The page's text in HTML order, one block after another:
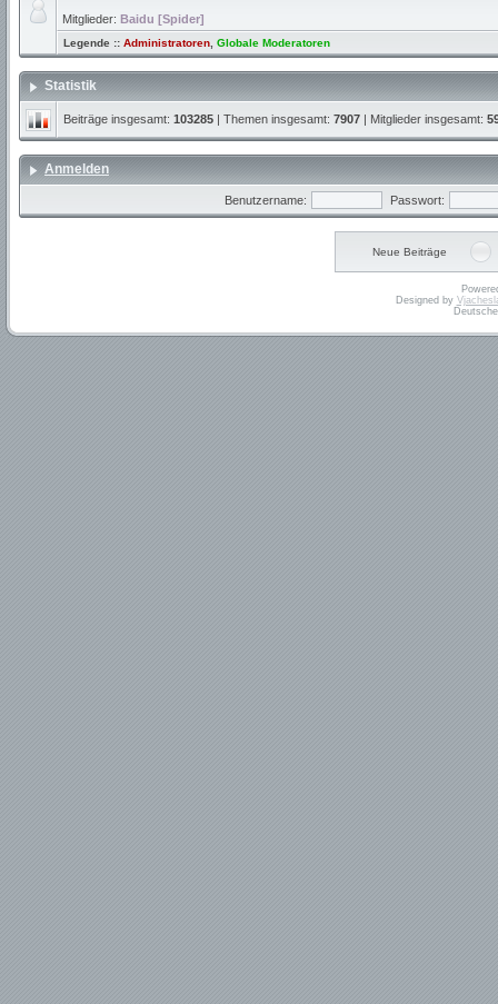
Mitglieder: Baidu [Spider]
Legende :: Administratoren Globale Moderatoren
Statistik
Beiträge insgesamt: 103285 | Themen insgesamt: 7907 | Mitglieder insgesamt:
Anmelden
Benutzername: Passwort:
Neue Beiträge
Designed by